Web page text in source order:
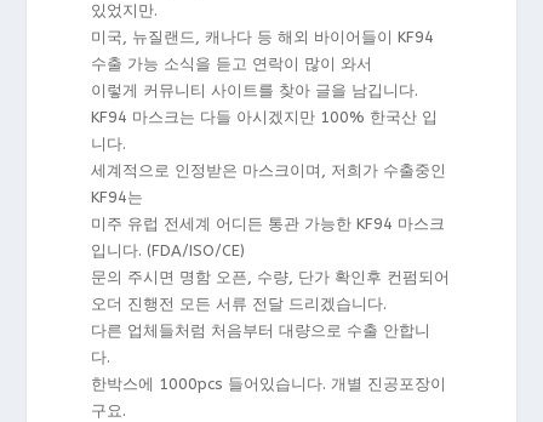
있었지만.
미국, 뉴질랜드, 캐나다 등 해외 바이어들이 KF94
수출 가능 소식을 듣고 연락이 많이 와서
이렇게 커뮤니티 사이트를 찾아 글을 남깁니다.
KF94 마스크는 다들 아시겠지만 100% 한국산 입
니다.
세계적으로 인정받은 마스크이며, 저희가 수출중인
KF94는
미주 유럽 전세계 어디든 통관 가능한 KF94 마스크
입니다. (FDA/ISO/CE)
문의 주시면 명함 오픈, 수량, 단가 확인후 컨펌되어
오더 진행전 모든 서류 전달 드리겠습니다.
다른 업체들처럼 처음부터 대량으로 수출 안합니
다.
한박스에 1000pcs 들어있습니다. 개별 진공포장이
구요.